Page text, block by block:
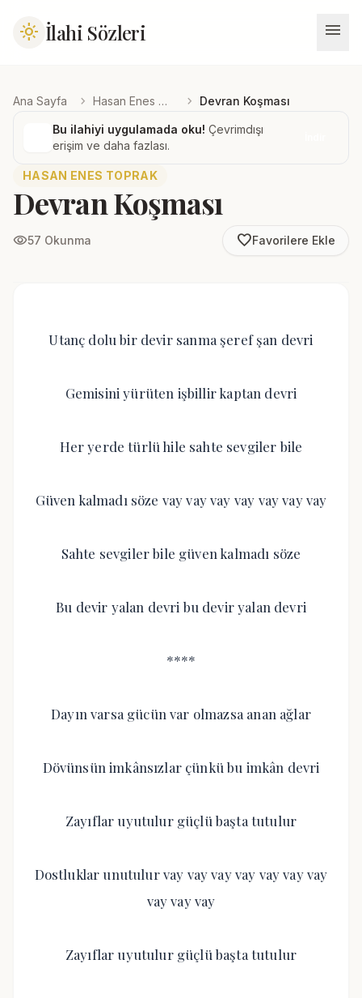
light_mode İlahi Sözleri menu
Ana Sayfa chevron_right Hasan Enes Toprak chevron_right Devran Koşması
Bu ilahiyi uygulamada oku! Çevrimdışı
erişim ve daha fazlası.
HASAN ENES TOPRAK
Devran Koşması
visibility57 Okunma favorite_borderFavorilere Ekle
Utanç dolu bir devir sanma şeref şan devri
Gemisini yürüten işbillir kaptan devri
Her yerde türlü hile sahte sevgiler bile
Güven kalmadı söze vay vay vay vay vay vay vay
Sahte sevgiler bile güven kalmadı söze
Bu devir yalan devri bu devir yalan devri
****
Dayın varsa gücün var olmazsa anan ağlar
Dövünsün imkânsızlar çünkü bu imkân devri
Zayıflar uyutulur güçlü başta tutulur
Dostluklar unutulur vay vay vay vay vay vay vay
vay vay vay
Zayıflar uyutulur güçlü başta tutulur